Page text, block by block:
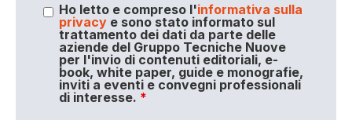
Ho letto e compreso l'informativa sulla
privacye sono stato informato sul
trattamento dei dati da parte delle
aziende del Gruppo Tecniche Nuove
per l'invio di contenuti editoriali, e-
book, white paper, guide e monografie,
inviti a eventi e convegni professionali
di interesse. *